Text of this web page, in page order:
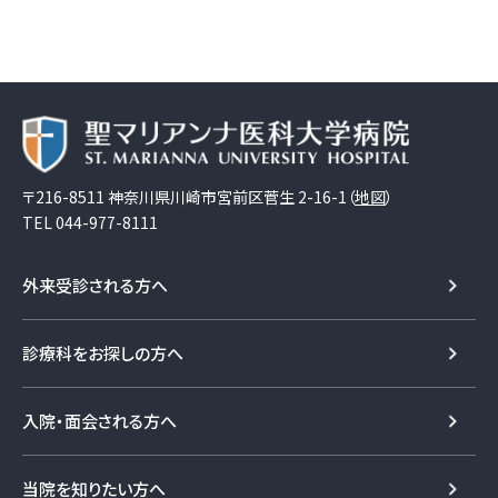
〒216-8511 神奈川県川崎市宮前区菅生 2-16-1（地図）
TEL044-977-8111
外来受診される方へ
診療科をお探しの方へ
入院・面会される方へ
当院を知りたい方へ